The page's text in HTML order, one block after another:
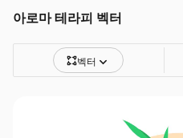
아로마 테라피 벡터
벡터